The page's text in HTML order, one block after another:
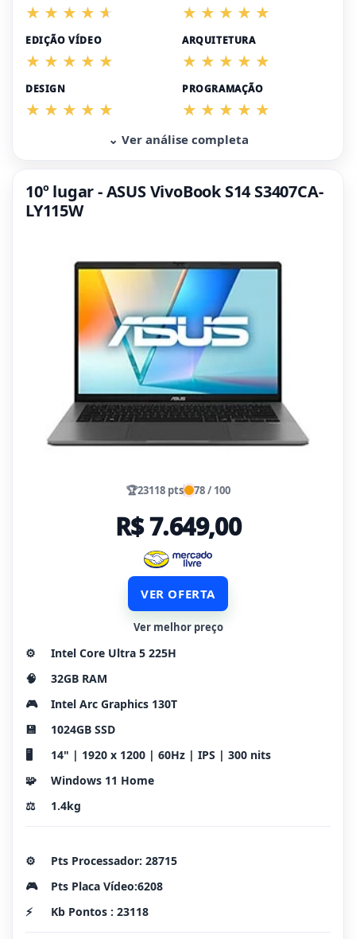
EDIÇÃO VÍDEO ARQUITETURA
DESIGN PROGRAMAÇÃO
⌄ Ver análise completa
10º lugar - ASUS VivoBook S14 S3407CA-
LY115W
🏆23118 pts 78 / 100
R$ 7.649,00
VER OFERTA
Ver melhor preço
⚙️
Intel Core Ultra 5 225H
🧠
32GB RAM
🎮
Intel Arc Graphics 130T
💾
1024GB SSD
🖥️
14" | 1920 x 1200 | 60Hz | IPS | 300 nits
🧩
Windows 11 Home
⚖️
1.4kg
⚙️
Pts Processador: 28715
🎮
Pts Placa Vídeo:6208
⚡
Kb Pontos : 23118